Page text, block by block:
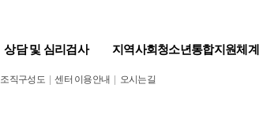
조직구성도 센터 이용안내 오시는길
상담 및 심리검사 지역사회청소년통합지원체계